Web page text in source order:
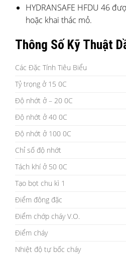
HYDRANSAFE HFDU 46
hoặc khai thác mỏ.
Thông Số Kỹ Thuật
Các Đặc Tính Tiêu Biểu
Tỷ trọng ở 15 0C
Độ nhớt ở – 20 0C
Độ nhớt ở 40 0C
Độ nhớt ở 100 0C
Chỉ số độ nhớt
Tách khí ở 50 0C
Tạo bọt chu kì 1
Điểm đông đặc
Điểm chớp cháy V.O.
Điểm cháy
Nhiệt độ tự bốc cháy